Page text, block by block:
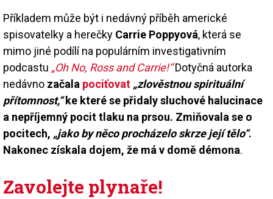
Příkladem může být i nedávný příběh americké
spisovatelky a herečky Carrie Poppyová, která se
mimo jiné podílí na populárním investigativním
podcastu „Oh No, Ross and Carrie!“Dotyčná autorka
nedávno začala pociťovat „zlověstnou spirituální
přítomnost,“ke které se přidaly sluchové halucinace
a nepříjemný pocit tlaku na prsou. Zmiňovala se o
pocitech, „jako by něco procházelo skrze její tělo“.
Nakonec získala dojem, že má v domě démona.
Zavolejte plynaře!